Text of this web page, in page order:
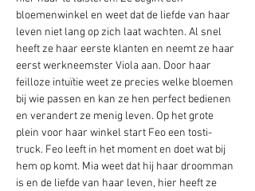
bloemenwinkel en weet dat de liefde van haar
leven niet lang op zich laat wachten. Al snel
heeft ze haar eerste klanten en neemt ze haar
eerst werkneemster Viola aan. Door haar
feilloze intuïtie weet ze precies welke bloemen
bij wie passen en kan ze hen perfect bedienen
en verandert ze menig leven. Op het grote
plein voor haar winkel start Feo een tosti-
truck. Feo leeft in het moment en doet wat bij
hem op komt. Mia weet dat hij haar droomman
is en de liefde van haar leven, hier heeft ze